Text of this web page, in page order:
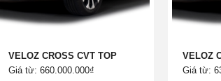
VELOZ CROSS CVT TOP
Giá từ: 660.000.000₫
VELOZ
Giá từ: